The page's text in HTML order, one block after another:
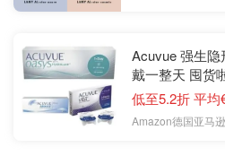
Acuvue 强生
戴一整天 囤货
低至5.2折 平均
Amazon德国亚马逊